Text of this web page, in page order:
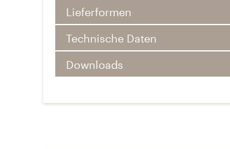
Lieferformen
Technische Daten
Downloads